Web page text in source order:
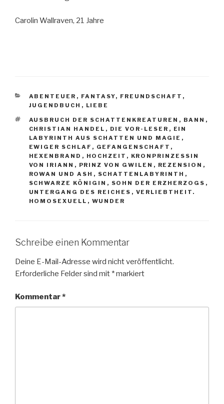
Carolin Wallraven, 21 Jahre
KATEGORIEN
ABENTEUER , FANTASY, FREUNDSCHAFT ,
JUGENDBUCH , LIEBE
SCHLAGWÖRTER
AUSBRUCH DER SCHATTENKREATUREN , BANN ,
CHRISTIAN HANDEL , DIE VOR-LESER , EIN
LABYRINTH AUS SCHATTEN UND MAGIE ,
EWIGER SCHLAF , GEFANGENSCHAFT ,
HEXENBRAND , HOCHZEIT , KRONPRINZESSIN
VON IRIANN , PRINZ VON GWILEN , REZENSION ,
ROWAN UND ASH , SCHATTENLABYRINTH ,
SCHWARZE KÖNIGIN , SOHN DER ERZHERZOGS ,
UNTERGANG DES REICHES , VERLIEBTHEIT.
HOMOSEXUELL , WUNDER
Schreibe einen Kommentar
Deine E-Mail-Adresse wird nicht veröffentlicht.
Erforderliche Felder sind mit *markiert
Kommentar*